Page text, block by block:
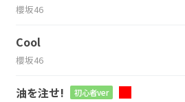
櫻坂46
Cool
櫻坂46
油を注せ! 初心者ver